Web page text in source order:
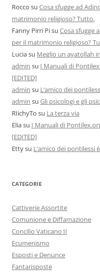
Rocco su Cosa sfugge ad
matrimonio religioso? Tutto.
Fanny Pirri Pisu Cosa sfugge
per il matrimonio religioso?
Luciasu Meglio un ayatollah
admin su I Manuali di
[EDITED]
admin su L’amico dei
admin su Gli psicologi e gli
RIichyTo su La terza via
Eliasu I Manuali di
[EDITED]
Ettysu L’amico dei pontilessi
CATEGORIE
Cattiverie Assortite
Comunione e Diffamazione
Concilio Vaticano II
Ecumenismo
Esposti e Denunce
Fantarisposte